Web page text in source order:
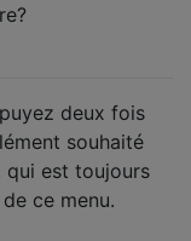
deux fois
souhaité
qui est toujours
ce menu.